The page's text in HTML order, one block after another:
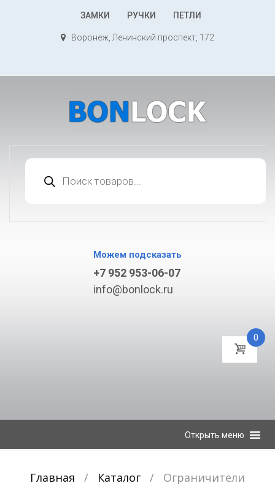
К
ЗАМКИ РУЧКИ ПЕТЛИ
Воронеж, Ленинский проспект, 172
товаров
Можем подсказать
+7 952 953-06-07
info@bonlock.ru
0
Открыть меню
Главная / Каталог /
Ограничители